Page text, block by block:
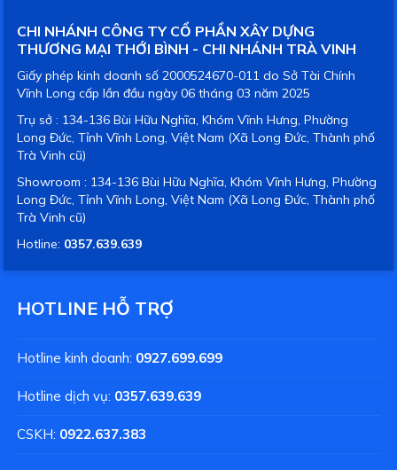
CHI NHÁNH CÔNG TY CỔ PHẦN XÂY DỰNG
THƯƠNG MẠI THỚI BÌNH - CHI NHÁNH TRÀ VINH
Giấy phép kinh doanh số 2000524670-011 do Sở Tài Chính
Vĩnh Long cấp lần đầu ngày 06 tháng 03 năm 2025
Trụ sở : 134-136 Bùi Hữu Nghĩa, Khóm Vĩnh Hưng, Phường
Long Đức, Tỉnh Vĩnh Long, Việt Nam (Xã Long Đức, Thành phố
Trà Vinh cũ)
Showroom : 134-136 Bùi Hữu Nghĩa, Khóm Vĩnh Hưng, Phường
Long Đức, Tỉnh Vĩnh Long, Việt Nam (Xã Long Đức, Thành phố
Trà Vinh cũ)
Hotline: 0357.639.639
HOTLINE HỖ TRỢ
Hotline kinh doanh: 0927.699.699
Hotline dịch vụ: 0357.639.639
CSKH: 0922.637.383